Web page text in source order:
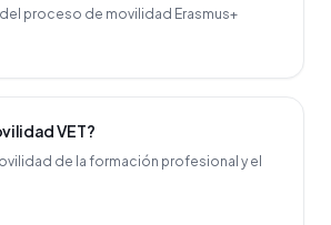
proceso de movilidad Erasmus+
VET?
de la formación profesional y el